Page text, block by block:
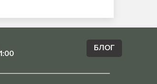
БЛОГ